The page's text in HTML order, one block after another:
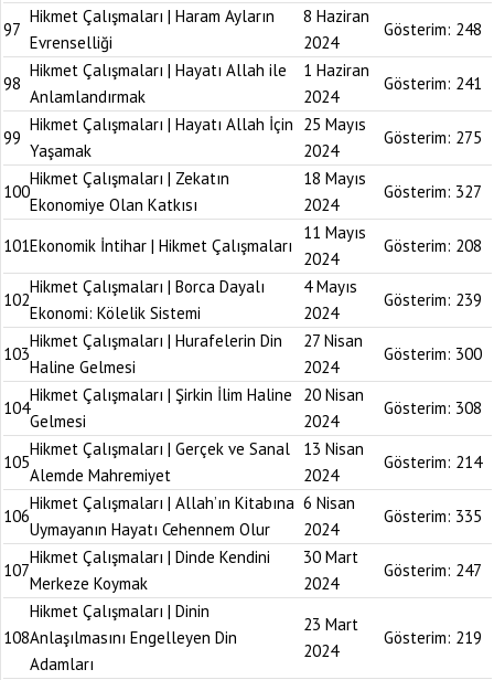
97
Hikmet Çalışmaları | Haram Ayların
Evrenselliği
8 Haziran
2024
Gösterim: 248
98
Hikmet Çalışmaları | Hayatı Allah ile
Anlamlandırmak
1 Haziran
2024
Gösterim: 241
99
Hikmet Çalışmaları | Hayatı Allah İçin
Yaşamak
25 Mayıs
2024
Gösterim: 275
100
Hikmet Çalışmaları | Zekatın
Ekonomiye Olan Katkısı
18 Mayıs
2024
Gösterim: 327
101Ekonomik İntihar | Hikmet Çalışmaları
11 Mayıs
2024
Gösterim: 208
102
Hikmet Çalışmaları | Borca Dayalı
Ekonomi: Kölelik Sistemi
4 Mayıs
2024
Gösterim: 239
103
Hikmet Çalışmaları | Hurafelerin Din
Haline Gelmesi
27 Nisan
2024
Gösterim: 300
104
Hikmet Çalışmaları | Şirkin İlim Haline
Gelmesi
20 Nisan
2024
Gösterim: 308
105
Hikmet Çalışmaları | Gerçek ve Sanal
Alemde Mahremiyet
13 Nisan
2024
Gösterim: 214
106
Hikmet Çalışmaları | Allah’ın Kitabına
Uymayanın Hayatı Cehennem Olur
6 Nisan
2024
Gösterim: 335
107
Hikmet Çalışmaları | Dinde Kendini
Merkeze Koymak
30 Mart
2024
Gösterim: 247
108
Hikmet Çalışmaları | Dinin
Anlaşılmasını Engelleyen Din
Adamları
23 Mart
2024
Gösterim: 219